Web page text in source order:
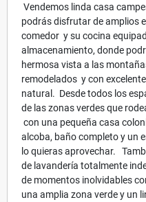
Vendemos linda casa
podrás disfrutar de amplios
comedor y su cocina
almacenamiento, donde
hermosa vista a las
remodelados y con
natural. Desde todos los
de las zonas verdes que
con una pequeña casa
alcoba, baño completo y un
lo quieras aprovechar.
de lavandería totalmente
de momentos inolvidables
una amplia zona verde y un